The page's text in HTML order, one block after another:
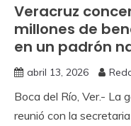
Veracruz
millones de
en un padrón
abril 13, 2026
Boca del Río, Ver.- La
reunió con la